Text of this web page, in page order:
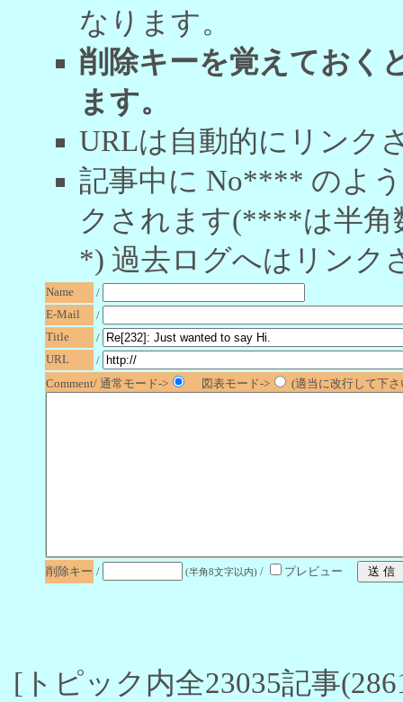
なります。
削除キーを覚えておく
ます。
URLは自動的にリンク
記事中に No**** のよ
クされます(****は半角
*) 過去ログへはリンク
Name
/
E-Mail
/
Title
/
URL
/
Comment/ 通常モード->
図表モード-> (適当に改行して下
削除キー / (半角8文字以内) / プレビュー
[トピック内全23035記事